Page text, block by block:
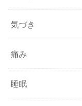
気づき
痛み
睡眠